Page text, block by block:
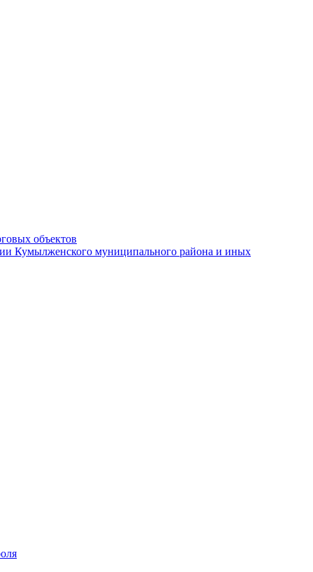
объектов
Кумылженского муниципального района и иных